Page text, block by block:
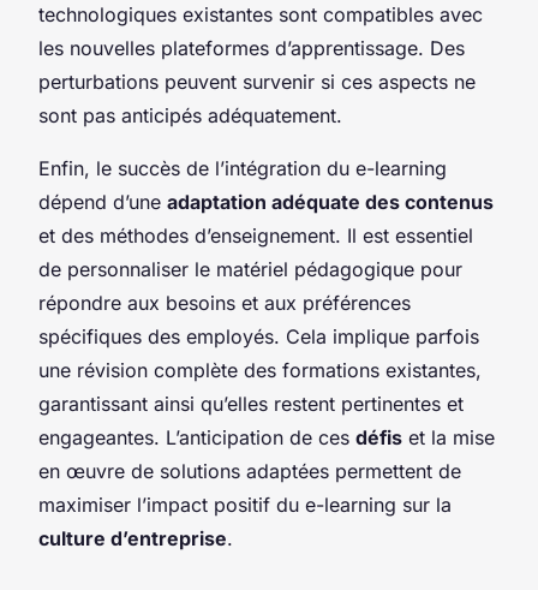
technologiques existantes sont compatibles avec
les nouvelles plateformes d’apprentissage. Des
perturbations peuvent survenir si ces aspects ne
sont pas anticipés adéquatement.
Enfin, le succès de l’intégration du e-learning
dépend d’une adaptation adéquate des contenus
et des méthodes d’enseignement. Il est essentiel
de personnaliser le matériel pédagogique pour
répondre aux besoins et aux préférences
spécifiques des employés. Cela implique parfois
une révision complète des formations existantes,
garantissant ainsi qu’elles restent pertinentes et
engageantes. L’anticipation de ces défis et la mise
en œuvre de solutions adaptées permettent de
maximiser l’impact positif du e-learning sur la
culture d’entreprise.